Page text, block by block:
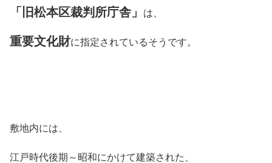
「旧松本区裁判所庁舎」 は、
重要文化財に指定されているそうです。
敷地内には、
江戸時代後期～昭和にかけて建築された、